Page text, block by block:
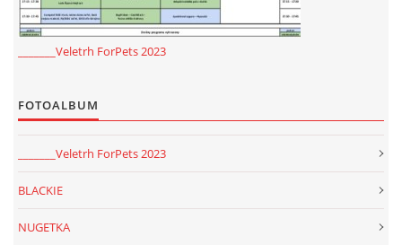
_______Veletrh ForPets 2023
FOTOALBUM
_______Veletrh ForPets 2023
BLACKIE
NUGETKA